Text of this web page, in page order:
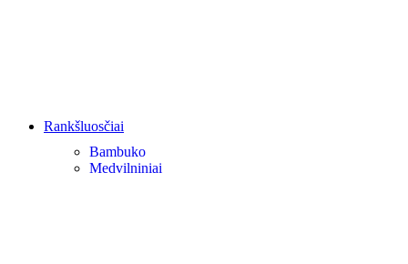
Rankšluosčiai
Bambuko
Medvilniniai